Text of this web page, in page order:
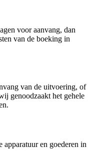
voor aanvang, dan
van de boeking in
van de uitvoering, of
genoodzaakt het gehele
en goederen in